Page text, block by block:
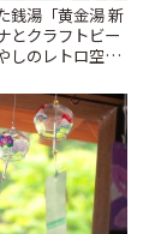
銭湯「黄金湯 新
とクラフトビー
しのレトロ空間